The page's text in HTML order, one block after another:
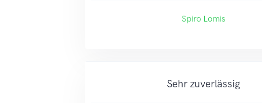
Spiro Lomis
Sehr zuverlässig